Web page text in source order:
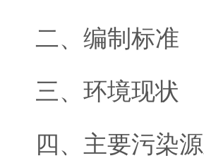
二、编制标准
三、环境现状
四、主要污染